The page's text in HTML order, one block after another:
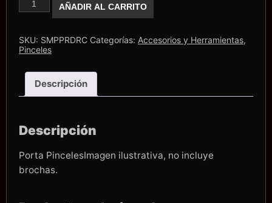
cantidad
AÑADIR AL CARRITO
SKU: SMPPRDRC Categorías: Accesorios y Herramientas,
Pinceles
Descripción
Descripción
Porta PincelesImagen ilustrativa, no incluye
brochas.